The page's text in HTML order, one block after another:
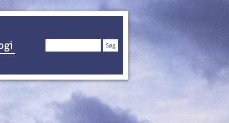
Søg